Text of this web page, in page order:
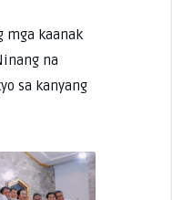
mga kaanak
na
sa kanyang